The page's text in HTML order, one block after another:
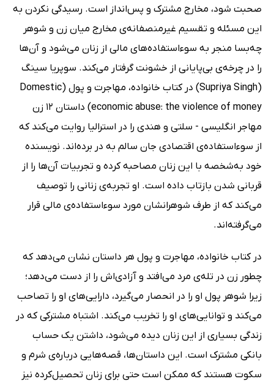
صحبت شود، مخارج مشترک و پس‌انداز است. رسیدگی نکردن به
این مسئله و تقسیم غیرمنصفانه‌ی مخارج میان زن و شوهر
چه‌بسا منجر به سوءاستفاده‌های مالی از زنان می‌شود و آن‌ها
را در چرخه‌ی بی‌پایانی از خشونت گرفتار می‌کند. سوپریا سینگ
(Supriya Singh) در کتاب خانواده، مهاجرت و پول (Domestic
economic abuse: the violence of money) داستان 12 زن
مهاجر انگلیسی - سلتی و هندی را در استرالیا روایت می‌کند که
از سوءاستفاده‌ی اقتصادی جان سالم به در برده‌اند. نویسنده
خود به‌شخصه با این زنان مصاحبه کرده و تجربیات آن‌ها را از
قربانی شدن بازتاب داده است. او تجربه‌ی زنانی را توصیف
می‌کند که از طرف شوهرانشان مورد سوءاستفاده‌ی مالی قرار
می‌گرفته‌اند.
در کتاب خانواده، مهاجرت و پول هر داستان نشان می‌دهد که
چطور زن در تله‌ی مرد می‌افتد و آزادی‌اش را از دست می‌دهد؛
زیرا شوهر پول او را در انحصار می‌گیرد، دارایی‌های او را تصاحب
می‌کند و توانایی‌های او را تخریب می‌کند. اشتباه مشترکی که در
زندگی بسیاری از این زنان دیده می‌شود، داشتن یک حساب
بانکی مشترک است. این داستان‌ها، قصه‌هایی درباره‌ی شرم و
سکوت هستند که ممکن است حتی برای زنان تحصیل‌کرده نیز